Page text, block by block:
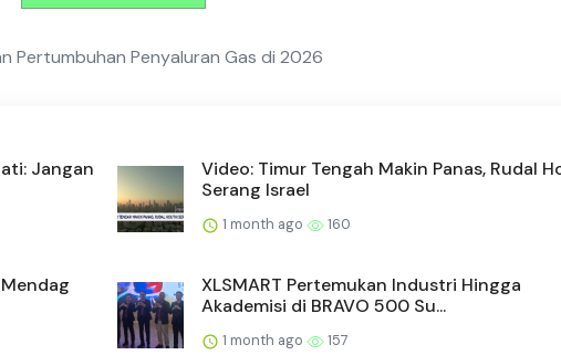
Pertumbuhan Penyaluran Gas di 2026
Jangan
Video: Timur Tengah Makin Panas, Rudal
Serang Israel
1 month ago 160
XLSMART Pertemukan Industri Hingga
Akademisi di BRAVO 500 Su...
1 month ago 157